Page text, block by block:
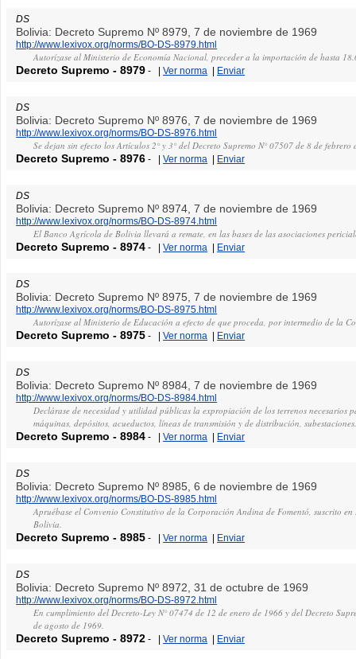
DS
Bolivia: Decreto Supremo Nº 8979, 7 de noviembre de 1969
http://www.lexivox.org/norms/BO-DS-8979.html
Autorízase al Ministerio de Economía Nacional, preceder a la importación de hasta
Decreto Supremo -8979 - |Ver norma | Enviar
DS
Bolivia: Decreto Supremo Nº 8976, 7 de noviembre de 1969
http://www.lexivox.org/norms/BO-DS-8976.html
Se dejan sin efecto los Artículos 2° y 3° del Decreto Supremo N° 07507 de 8 de febrero
Decreto Supremo -8976 - |Ver norma | Enviar
DS
Bolivia: Decreto Supremo Nº 8974, 7 de noviembre de 1969
http://www.lexivox.org/norms/BO-DS-8974.html
El Banco Agrícola de Bolivia llevará a remate, en las bases de las asociaciones
Decreto Supremo -8974 - |Ver norma | Enviar
DS
Bolivia: Decreto Supremo Nº 8975, 7 de noviembre de 1969
http://www.lexivox.org/norms/BO-DS-8975.html
Autorízase al Ministerio de Educación a efecto de que proceda, por intermedio de la
Decreto Supremo -8975 - |Ver norma | Enviar
DS
Bolivia: Decreto Supremo Nº 8984, 7 de noviembre de 1969
http://www.lexivox.org/norms/BO-DS-8984.html
Declárase de necesidad y utilidad públicas la expropiación de los terrenos necesarios
máquinas, depósitos, acueductos, líneas de transmisión y de distribución,
Decreto Supremo -8984 - |Ver norma | Enviar
DS
Bolivia: Decreto Supremo Nº 8985, 6 de noviembre de 1969
http://www.lexivox.org/norms/BO-DS-8985.html
Apruébase el Convenio Constitutivo de la Corporación Andina de Fomentó, suscrito
Bolivia.
Decreto Supremo -8985 - |Ver norma | Enviar
DS
Bolivia: Decreto Supremo Nº 8972, 31 de octubre de 1969
http://www.lexivox.org/norms/BO-DS-8972.html
En cumplimiento del Decreto-Ley N° 07474 de 12 de enero de 1966 y del Decreto
de agosto de 1969.
Decreto Supremo -8972 - |Ver norma | Enviar